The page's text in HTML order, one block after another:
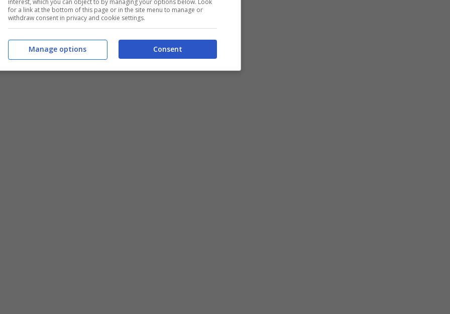
for a link at the bottom of this page or in the site menu to manage or
withdraw consent in privacy and cookie settings.
Consent
Manage options